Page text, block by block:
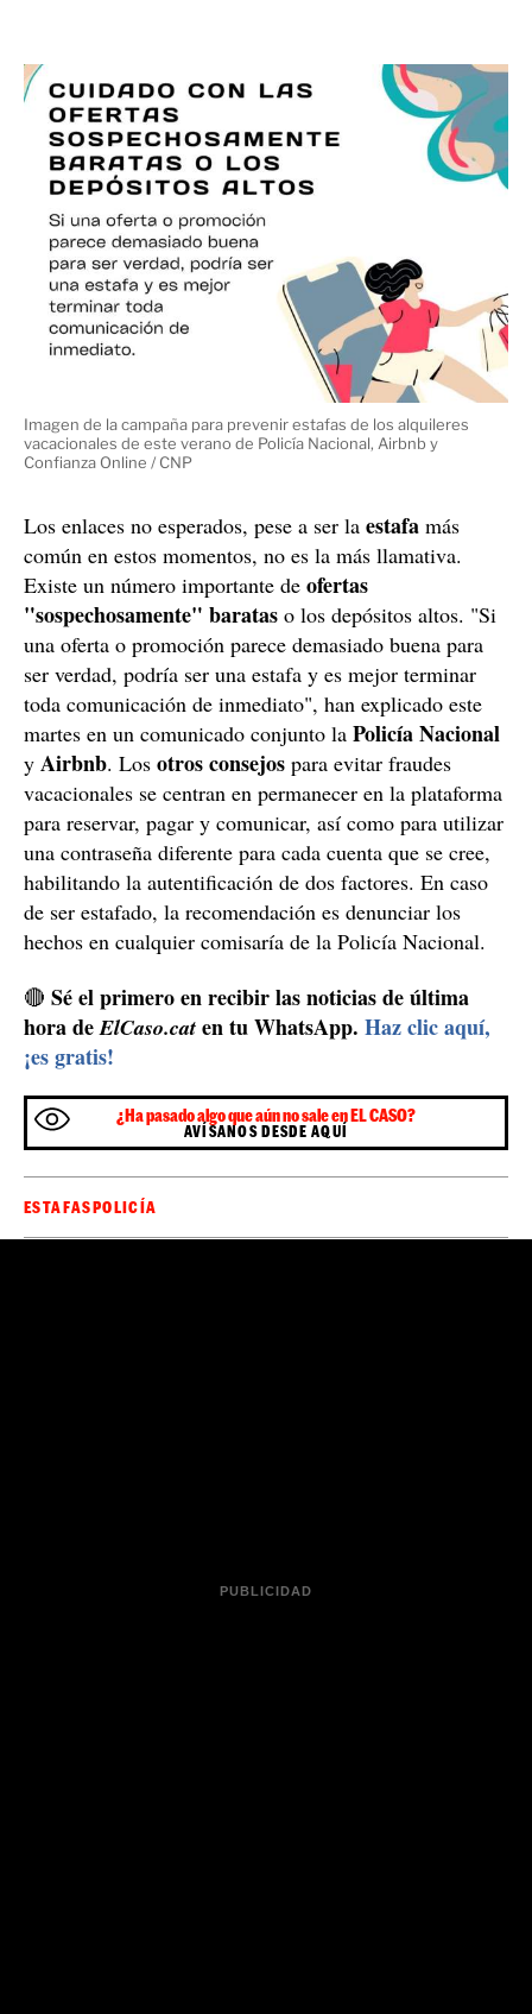
Imagen de la campaña para prevenir estafas de los alquileres
vacacionales de este verano de Policía Nacional, Airbnb y
Confianza Online / CNP
Los enlaces no esperados, pese a ser la estafa más
común en estos momentos, no es la más llamativa.
Existe un número importante de ofertas
"sospechosamente" baratas o los depósitos altos. "Si
una oferta o promoción parece demasiado buena para
ser verdad, podría ser una estafa y es mejor terminar
toda comunicación de inmediato", han explicado este
martes en un comunicado conjunto la Policía Nacional
y Airbnb. Los otros consejos para evitar fraudes
vacacionales se centran en permanecer en la plataforma
para reservar, pagar y comunicar, así como para utilizar
una contraseña diferente para cada cuenta que se cree,
habilitando la autentificación de dos factores. En caso
de ser estafado, la recomendación es denunciar los
hechos en cualquier comisaría de la Policía Nacional.
🔴 Sé el primero en recibir las noticias de última
hora deElCaso.cat en tu WhatsApp. Haz clic aquí,
¡es gratis!
¿Ha pasado algo que aún no sale en EL CASO?
AVÍSANOS DESDE AQUÍ
ESTAFASPOLICÍA